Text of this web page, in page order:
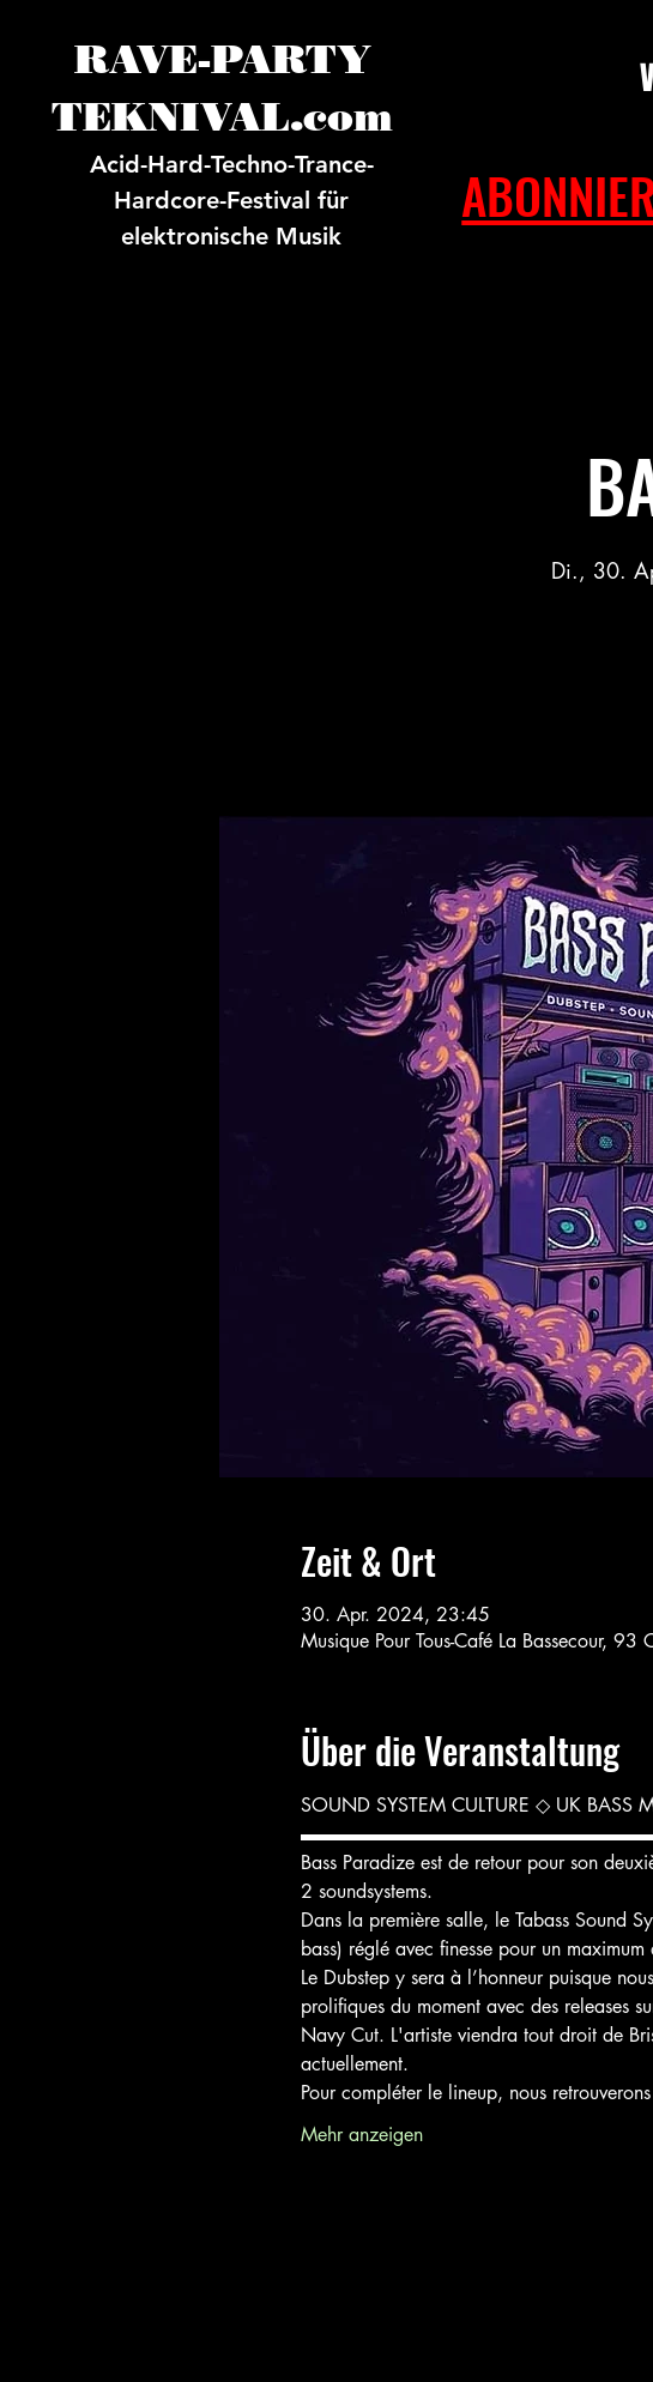
RAVE-PARTY
TEKNIVAL.com
Acid-Hard-Techno-Trance-
Hardcore-Festival für
elektronische Musik
Di., 30.
Zeit & Ort
30. Apr. 2024, 23:45
Musique Pour Tous-Café La Bassecour,
Über die Veranstaltung
SOUND SYSTEM CULTURE ◇ UK BASS
Bass Paradize est de retour pour son
2 soundsystems.
Dans la première salle, le Tabass Sound
bass) réglé avec finesse pour un maximum
Le Dubstep y sera à l’honneur puisque
prolifiques du moment avec des releases
Navy Cut. L'artiste viendra tout droit de
actuellement.
Pour compléter le lineup, nous
Mehr anzeigen